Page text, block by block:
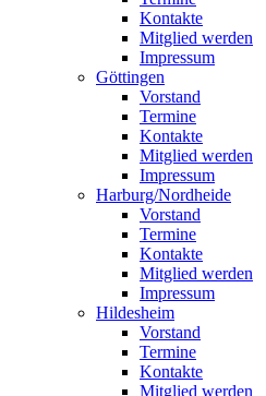
Kontakte
Mitglied werden
Impressum
Göttingen
Vorstand
Termine
Kontakte
Mitglied werden
Impressum
Harburg/Nordheide
Vorstand
Termine
Kontakte
Mitglied werden
Impressum
Hildesheim
Vorstand
Termine
Kontakte
Mitglied werden